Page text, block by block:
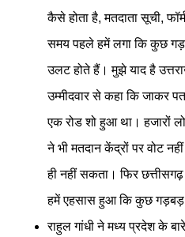
कैसे होता है, मतदाता सूची,
समय पहले हमें लगा कि कुछ
उलट होते हैं। मुझे याद है
उम्मीदवार से कहा कि जाकर
एक रोड शो हुआ था। हजारों
ने भी मतदान केंद्रों पर वोट
ही नहीं सकता। फिर
हमें एहसास हुआ कि कुछ गड़बड़
राहुल गांधी ने मध्य प्रदेश के